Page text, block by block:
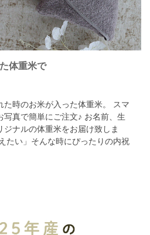
体重米で
時のお米が入った体重米。
スマ
写真で簡単にご注文♪ お名前、生
ナルの体重米をお届け致しま
たい」そんな時にぴったりの内祝